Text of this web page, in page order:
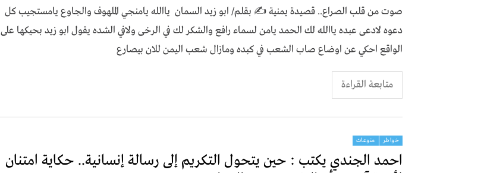
صوت من قلب الصراع.. قصيدة يمنية ✍️ بقلم/ ابو زيد السمان ياالله يامنجي الملهوف والجــــــــــــاوع يامستجيب كل
دعوه لادعى عبـــــــــده ياالله لك الحمد يامن لسماء رافـــــــــــع والشكر لك في الرخى ولافي الشــــــده يقول ابو زيد بحيكهـا على
الواقـــــــــع احكي عن اوضاع صاب الشعب في كبـده ومازال شعب اليمــــن للان بيصــــــارع
متابعة القراءة
خواطر منوعات
احمد الجندي يكتب : حين يتحول التكريم إلى رسالة إنسانية.. حكاية امتنان